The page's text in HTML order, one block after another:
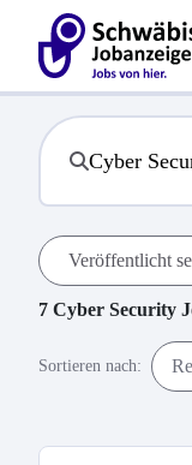
Veröffentlicht
7 Cyber Security
Sortieren nach: